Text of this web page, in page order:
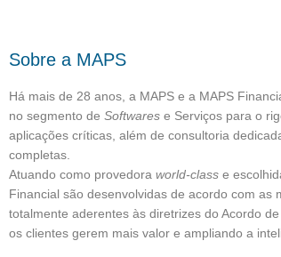
Sobre a MAPS
Há mais de 28 anos, a MAPS e a MAPS
no segmento de Softwares e Serviços para o
aplicações críticas, além de consultoria
completas.
Atuando como provedora world-class e
Financial são desenvolvidas de acordo com
totalmente aderentes às diretrizes do Acordo
os clientes gerem mais valor e ampliando a